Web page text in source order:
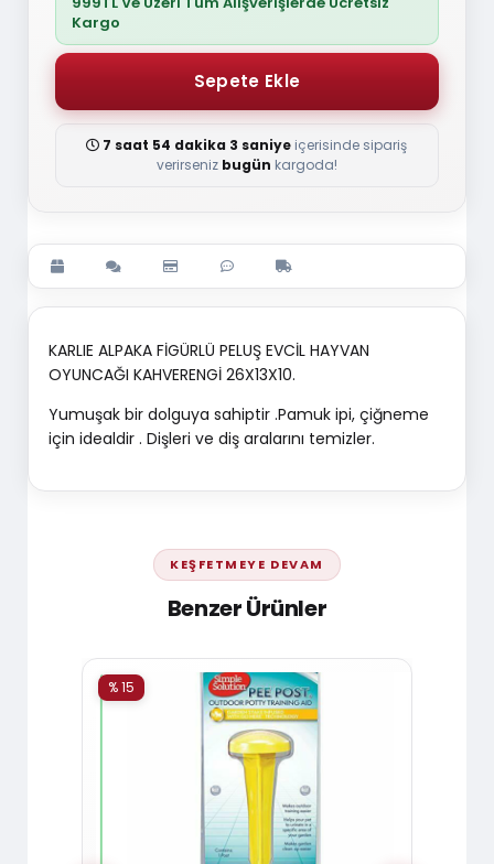
Kargo
7 saat 54 dakika 2 saniye içerisinde sipariş
verirseniz bugün kargoda!
KARLIE ALPAKA FİGÜRLÜ PELUŞ EVCİL HAYVAN
OYUNCAĞI KAHVERENGİ 26X13X10.
Yumuşak bir dolguya sahiptir .Pamuk ipi, çiğneme
için idealdir . Dişleri ve diş aralarını temizler.
KEŞFETMEYE DEVAM
Benzer Ürünler
% 15